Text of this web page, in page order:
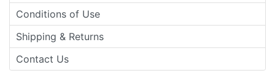
Conditions of Use
Shipping & Returns
Contact Us